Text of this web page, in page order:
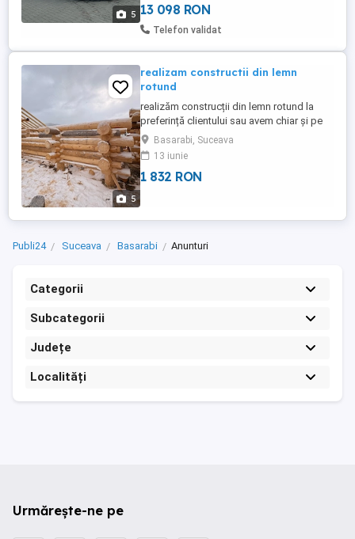
5
2500 euro negociabil,se ...
13 098 RON
Telefon validat
5
realizam constructii din lemn
rotund
realizăm construcții din lemn rotund la
preferință clientului sau avem chiar și pe
stoc câteva proiecte frumoase la prețuri
mult mai ieftine decât prețul pieței pentru
detalii
Basarabi, Suceava
13 iunie
1 832 RON
Publi24 Suceava Basarabi Anunturi
Categorii
Subcategorii
Județe
Localități
Urmărește-ne pe